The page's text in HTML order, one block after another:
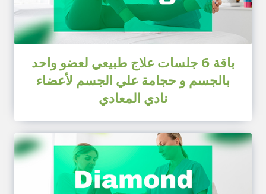
باقة 6 جلسات علاج طبيعي لعضو واحد
بالجسم و حجامة علي الجسم لأعضاء
نادي المعادي